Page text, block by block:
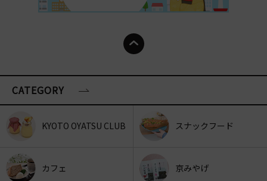
CATEGORY
KYOTO OYATSU CLUB スナックフード
カフェ 京みやげ